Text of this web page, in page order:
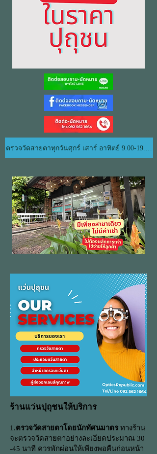
ตรวจวัดสายตาทุกวันศุกร์ เสาร์ อาทิตย์ 9.00-19.00 น.
ร้านแว่นปุถุชนให้บริการ
1.ตรวจวัดสายตาโดยนักทัศนมาตร ทางร้าน
จะตรวจวัดสายตาอย่างละเอียดประมาณ 30
-45 นาที ควรพักผ่อนให้เพียงพอคืนก่อนหน้า